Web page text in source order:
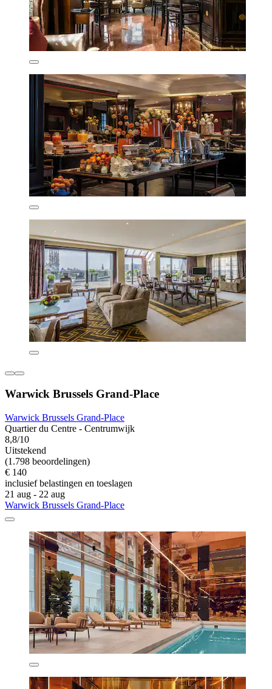
Warwick Brussels Grand-Place
Warwick Brussels Grand-Place
Quartier du Centre - Centrumwijk
8,8/10
Uitstekend
(1.798 beoordelingen)
€ 140
inclusief belastingen en toeslagen
21 aug - 22 aug
Warwick Brussels Grand-Place